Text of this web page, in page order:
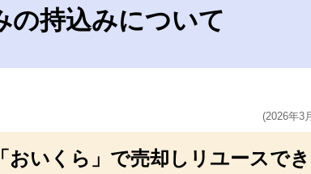
の持込みについて
(2026年3
おいくら」で売却しリユースで